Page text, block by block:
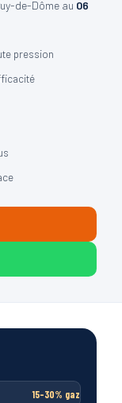
de-Dôme au 06
pression
15-30% gaz